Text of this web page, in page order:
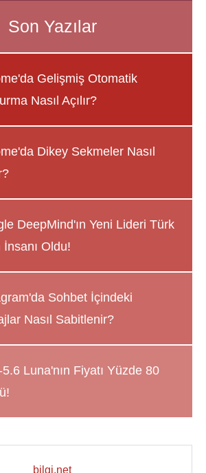
Gelişmiş Otomatik
Nasıl Açılır?
Dikey Sekmeler Nasıl
DeepMind'ın Yeni Lideri Türk
İnsanı Oldu!
Sohbet İçindeki
Nasıl Sabitlenir?
5.6 Luna'nın Fiyatı Yüzde 80
bilgi.net